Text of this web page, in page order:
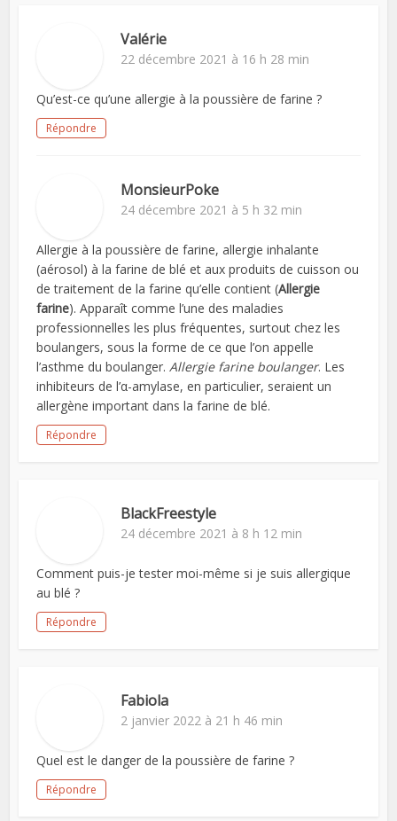
Valérie
22 décembre 2021 à 16 h 28 min
Qu’est-ce qu’une allergie à la poussière de farine ?
Répondre
MonsieurPoke
24 décembre 2021 à 5 h 32 min
Allergie à la poussière de farine, allergie inhalante
(aérosol) à la farine de blé et aux produits de cuisson ou
de traitement de la farine qu’elle contient (Allergie
farine). Apparaît comme l’une des maladies
professionnelles les plus fréquentes, surtout chez les
boulangers, sous la forme de ce que l’on appelle
l’asthme du boulanger.Allergie farine boulanger. Les
inhibiteurs de l’α-amylase, en particulier, seraient un
allergène important dans la farine de blé.
Répondre
BlackFreestyle
24 décembre 2021 à 8 h 12 min
Comment puis-je tester moi-même si je suis allergique
au blé ?
Répondre
Fabiola
2 janvier 2022 à 21 h 46 min
Quel est le danger de la poussière de farine ?
Répondre